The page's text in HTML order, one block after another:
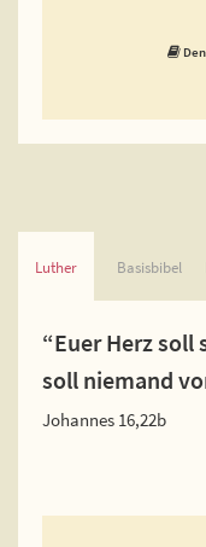
Luther Basisbibel
“Euer Herz soll
soll niemand
Johannes 16,22b